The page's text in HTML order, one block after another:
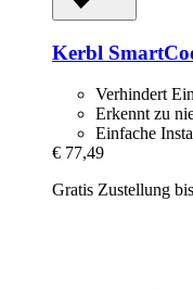
Kerbl
Verhindert
Erkennt zu
Einfache
€ 77,49
Gratis Zustellung